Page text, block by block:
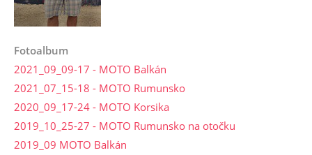
Fotoalbum
2021_09_09-17 - MOTO Balkán
2021_07_15-18 - MOTO Rumunsko
2020_09_17-24 - MOTO Korsika
2019_10_25-27 - MOTO Rumunsko na otočku
2019_09 MOTO Balkán